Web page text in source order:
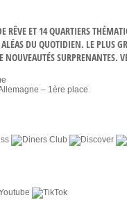
RÊVE ET 14 QUARTIERS
DU QUOTIDIEN. LE PLUS
NOUVEAUTÉS
– 1ère place